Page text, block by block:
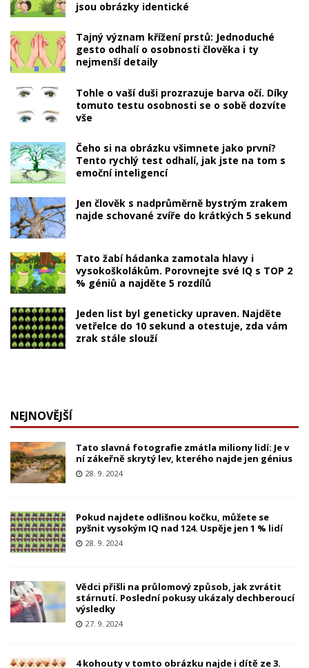
jsou obrázky identické
Tajný význam křížení prstů: Jednoduché
gesto odhalí o osobnosti člověka i ty
nejmenší detaily
Tohle o vaší duši prozrazuje barva očí. Díky
tomuto testu osobnosti se o sobě dozvíte
vše
Čeho si na obrázku všimnete jako první?
Tento rychlý test odhalí, jak jste na tom s
emoční inteligencí
Jen člověk s nadprůměrně bystrým zrakem
najde schované zvíře do krátkých 5 sekund
Tato žabí hádanka zamotala hlavy i
vysokoškolákům. Porovnejte své IQ s TOP 2
% géniů a najděte 5 rozdílů
Jeden list byl geneticky upraven. Najděte
vetřelce do 10 sekund a otestuje, zda vám
zrak stále slouží
NEJNOVĚJŠÍ
Tato slavná fotografie zmátla miliony lidí: Je v
ní zákeřně skrytý lev, kterého najde jen génius
28. 9. 2024
Pokud najdete odlišnou kočku, můžete se
pyšnit vysokým IQ nad 124. Uspěje jen 1 % lidí
28. 9. 2024
Vědci přišli na průlomový způsob, jak zvrátit
stárnutí. Poslední pokusy ukázaly dechberoucí
výsledky
27. 9. 2024
4 kohouty v tomto obrázku najde i dítě ze 3.